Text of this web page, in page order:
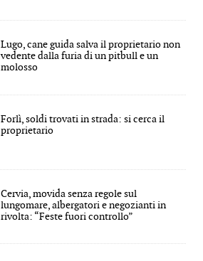
Lugo, cane guida salva il proprietario non
vedente dalla furia di un pitbull e un
molosso
Forlì, soldi trovati in strada: si cerca il
proprietario
Cervia, movida senza regole sul
lungomare, albergatori e negozianti in
rivolta: “Feste fuori controllo”